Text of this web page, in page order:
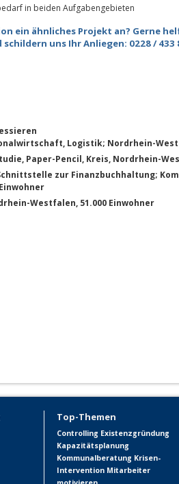
in beiden Aufgabengebieten
ein ähnliches Projekt an? Gerne
uns Ihr Anliegen: 0228 / 433
Logistik; Nordrhein-
Paper-Pencil, Kreis, Nordrhein-
zur Finanzbuchhaltung;
Westfalen, 51.000 Einwohner
Top-Themen
Controlling Existenzgründung
Kapazitätsplanung
Kommunalberatung Krisen-
Intervention Mitarbeiter